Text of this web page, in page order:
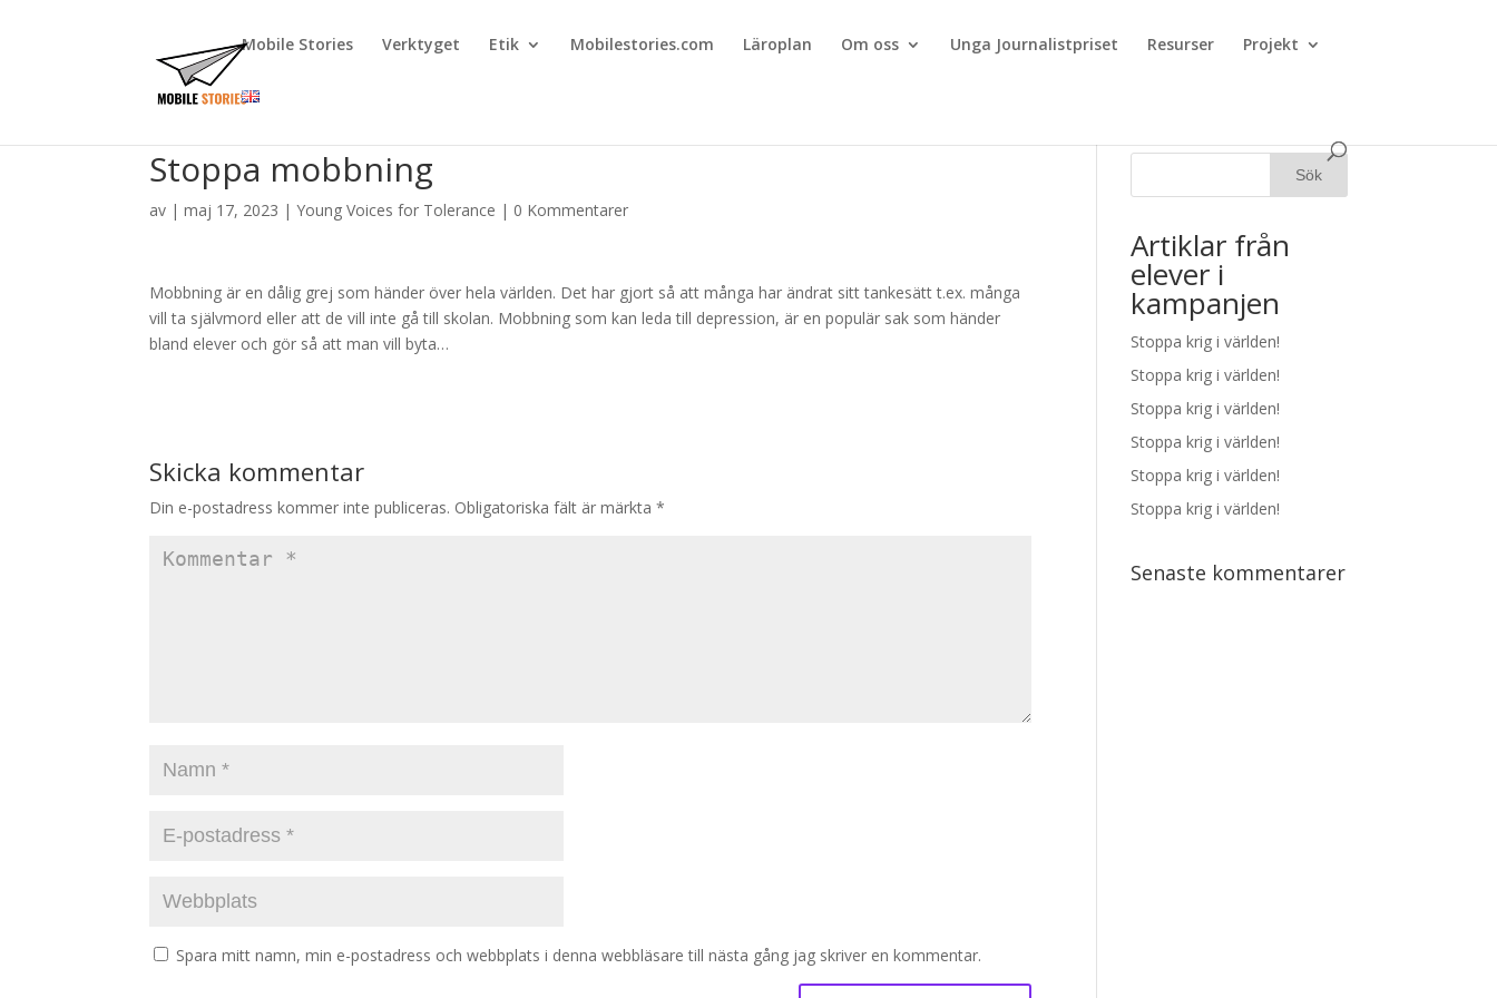
Mobile Stories Verktyget Etik Mobilestories.com Läroplan Om oss Unga Journalistpriset Resurser Projekt
Stoppa mobbning
av |maj 17, 2023 |Young Voices for Tolerance | 0 Kommentarer
Mobbning är en dålig grej som händer över hela världen. Det har gjort så att många har ändrat sitt tankesätt t.ex. många
vill ta självmord eller att de vill inte gå till skolan. Mobbning som kan leda till depression, är en populär sak som händer
bland elever och gör så att man vill byta…
Skicka kommentar
Din e-postadress kommer inte publiceras. Obligatoriska fält är märkta*
Spara mitt namn, min e-postadress och webbplats i denna webbläsare till nästa gång jag skriver en kommentar.
Artiklar från
elever i
kampanjen
Stoppa krig i världen!
Stoppa krig i världen!
Stoppa krig i världen!
Stoppa krig i världen!
Stoppa krig i världen!
Stoppa krig i världen!
Senaste kommentarer